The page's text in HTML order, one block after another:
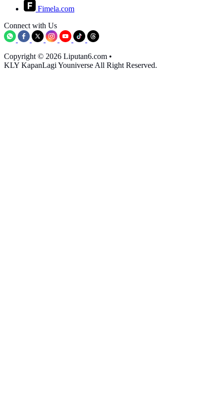
Fimela.com
Connect with Us
Copyright © 2026 Liputan6.com •
KLY KapanLagi Youniverse All Right Reserved.